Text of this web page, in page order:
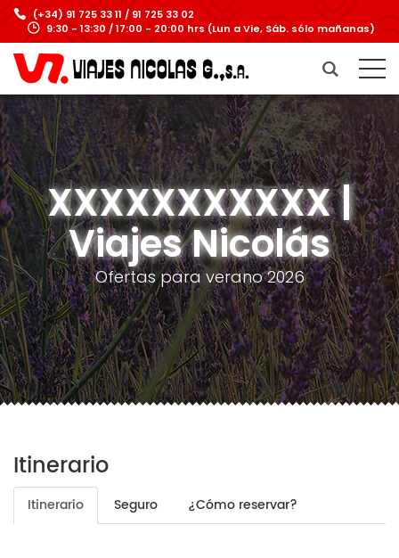
(+34) 91 725 33 11 / 91 725 33 02
9:30 - 13:30 / 17:00 - 20:00 hrs (Lun a Vie, Sáb. sólo mañanas)
XXXXXXXXXXX |
Viajes Nicolás
Ofertas para verano 2026
Itinerario
Itinerario Seguro ¿Cómo reservar?